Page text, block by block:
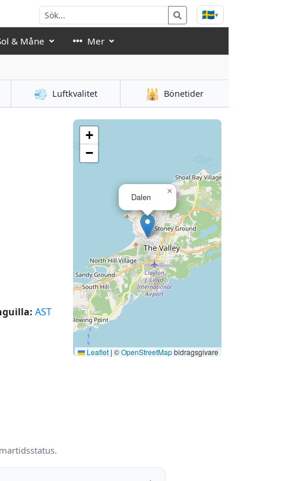
🇸🇪▾
& Måne Mer
💨 Luftkvalitet 🕌 Bönetider
AST
Dalen
×
+
−
Leaflet | ©OpenStreetMapbidragsgivare